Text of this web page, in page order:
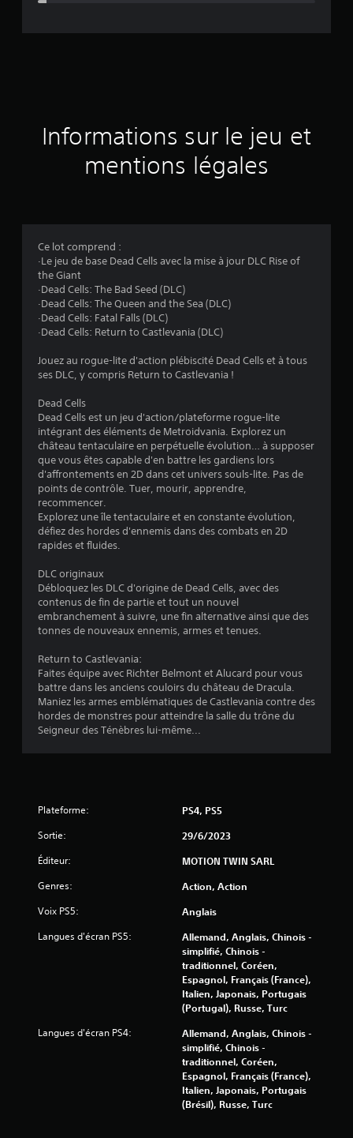
d
a
s
7
é
t
o
i
s
u
r
a
v
i
)
Informations sur le jeu et
mentions légales
Ce lot comprend :
·Le jeu de base Dead Cells avec la mise à jour DLC Rise of
the Giant
·Dead Cells: The Bad Seed (DLC)
·Dead Cells: The Queen and the Sea (DLC)
·Dead Cells: Fatal Falls (DLC)
·Dead Cells: Return to Castlevania (DLC)
Jouez au rogue-lite d'action plébiscité Dead Cells et à tous
ses DLC, y compris Return to Castlevania !
Dead Cells
Dead Cells est un jeu d'action/plateforme rogue-lite
intégrant des éléments de Metroidvania. Explorez un
château tentaculaire en perpétuelle évolution… à supposer
que vous êtes capable d'en battre les gardiens lors
d'affrontements en 2D dans cet univers souls-lite. Pas de
points de contrôle. Tuer, mourir, apprendre,
recommencer.
Explorez une île tentaculaire et en constante évolution,
défiez des hordes d'ennemis dans des combats en 2D
rapides et fluides.
DLC originaux
Débloquez les DLC d'origine de Dead Cells, avec des
contenus de fin de partie et tout un nouvel
embranchement à suivre, une fin alternative ainsi que des
tonnes de nouveaux ennemis, armes et tenues.
Return to Castlevania:
Faites équipe avec Richter Belmont et Alucard pour vous
battre dans les anciens couloirs du château de Dracula.
Maniez les armes emblématiques de Castlevania contre des
hordes de monstres pour atteindre la salle du trône du
Seigneur des Ténèbres lui-même...
Plateforme: PS4, PS5
Sortie: 29/6/2023
Éditeur: MOTION TWIN SARL
Genres: Action, Action
Voix PS5: Anglais
Langues d'écran PS5:
Allemand, Anglais, Chinois -
simplifié, Chinois -
traditionnel, Coréen,
Espagnol, Français (France),
Italien, Japonais, Portugais
(Portugal), Russe, Turc
Langues d'écran PS4:
Allemand, Anglais, Chinois -
simplifié, Chinois -
traditionnel, Coréen,
Espagnol, Français (France),
Italien, Japonais, Portugais
(Brésil), Russe, Turc